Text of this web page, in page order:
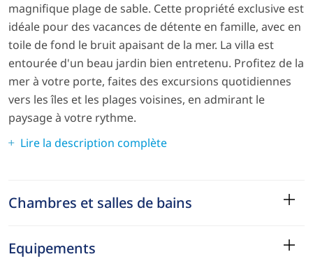
magnifique plage de sable. Cette propriété exclusive est
idéale pour des vacances de détente en famille, avec en
toile de fond le bruit apaisant de la mer. La villa est
entourée d'un beau jardin bien entretenu. Profitez de la
mer à votre porte, faites des excursions quotidiennes
vers les îles et les plages voisines, en admirant le
paysage à votre rythme.
Lire la description complète
Chambres et salles de bains
Equipements